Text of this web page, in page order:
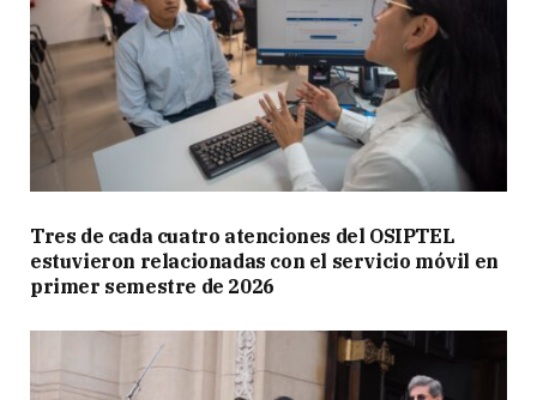
Tres de cada cuatro atenciones del OSIPTEL
estuvieron relacionadas con el servicio móvil en
primer semestre de 2026